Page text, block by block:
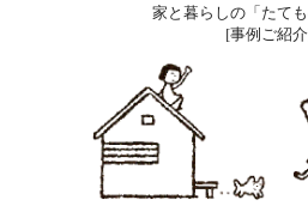
家と暮らしの「たても
[事例ご紹